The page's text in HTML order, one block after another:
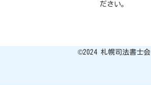
ださい。
©︎2024 札幌司法書士会